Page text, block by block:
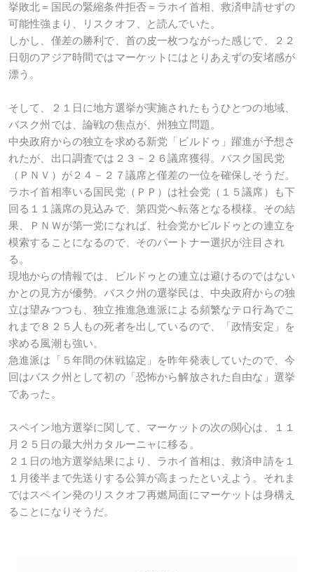
挙敗北＝国民の緊縮条件拒否＝ラホイ首相、救済申請せずの
可能性強まり、リスクオフ、と読んでいた。
しかし、僅差の勝利で、首の皮一枚つながった感じで、２２
日朝のアジア時間ではマーケットにはとりあえずの安堵感が
漂う。
そして、２１日に地方選挙が実施されたもうひとつの地域、
バスク州では、論戦の焦点が、州独立問題。
中央政府からの独立を求める新党「ビルドゥ」躍進が予想さ
れたが、出口調査では２３－２６議席獲得。バスク国民党
（ＰＮＶ）が２４－２７議席と僅差の一位を確保しそうだ。
ラホイ首相率いる国民党（ＰＰ）は社会党（１５議席）も下
回る１１議席の見込みで、第四党へ転落となる模様。その結
果、ＰＮＷが第一党になれば、社会党かビルドゥとの連立を
模索することになるので、そのパートナー選択が注目され
る。
現地からの情報では、ビルドゥとの連立は避けるのではない
かとの見方が優勢。バスク州の選挙民は、中央政府からの独
立は望みつつも、独立推進急進派による頻繁なテロ行為でこ
れまで８２５人もの死者を出しているので、「政情安定」を
求める風潮も強い。
急進派は「５年間の休戦協定」を昨年発表していたので、今
回はバスク州として初の「恐怖から解放された自由な」選挙
であった。
スペイン地方選挙に関して、マーケットの次の関心は、１１
月２５日の最大州カタルーニャに移る。
２１日の地方選挙結果により、ラホイ首相は、救済申請を１
１月後半まで先送りする公算が高まったといえよう。それま
ではスペイン発のリスクオフ再燃局面にマーケットは身構え
ることになりそうだ。